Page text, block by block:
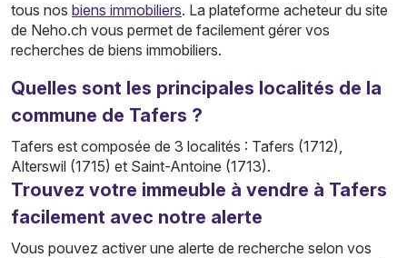
tous nos biens immobiliers. La plateforme acheteur du site
de Neho.ch vous permet de facilement gérer vos
recherches de biens immobiliers.
Quelles sont les principales localités de la
commune de Tafers ?
Tafers est composée de 3 localités : Tafers (1712),
Alterswil (1715) et Saint-Antoine (1713).
Trouvez votre immeuble à vendre à Tafers
facilement avec notre alerte
Vous pouvez activer une alerte de recherche selon vos